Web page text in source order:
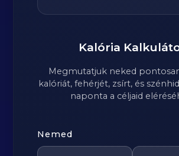
Kalória
Megmutatjuk neked
kalóriát, fehérjét, zsírt, és
naponta a céljaid
Nemed